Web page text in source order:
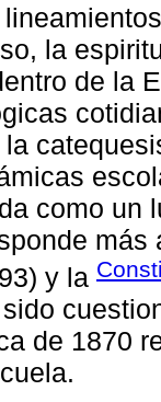
la
de la
como un
y la
de 1870